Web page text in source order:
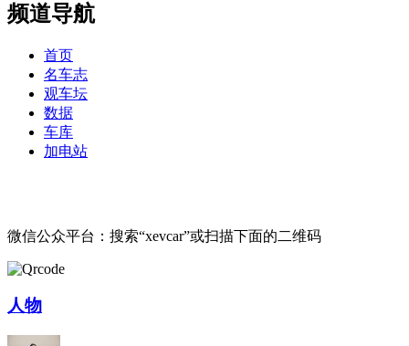
频道导航
首页
名车志
观车坛
数据
车库
加电站
微信公众平台：搜索“xevcar”或扫描下面的二维码
人物